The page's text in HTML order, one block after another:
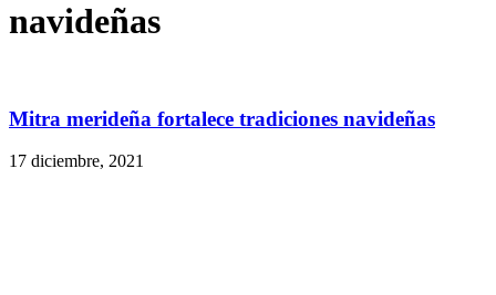
navideñas
Mitra merideña fortalece tradiciones navideñas
17 diciembre, 2021